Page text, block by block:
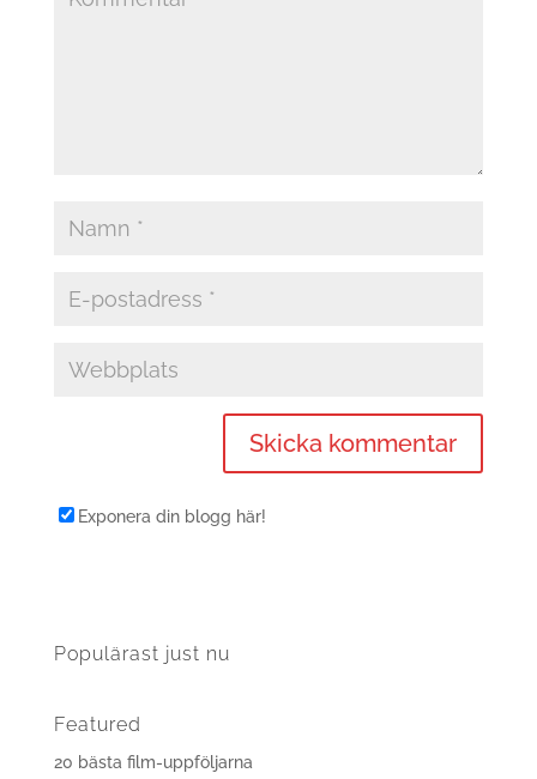
Exponera din blogg här!
Populärast just nu
Featured
20 bästa film-uppföljarna